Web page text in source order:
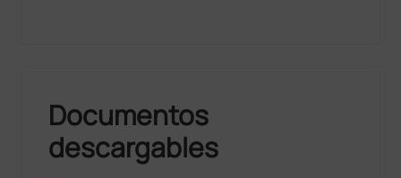
Documentos
descargables